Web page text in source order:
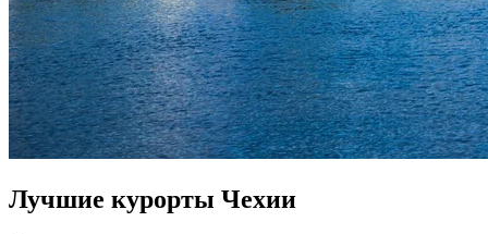
Лучшие курорты Чехии